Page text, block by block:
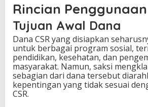
o
i
s
Rincian Penggunaan
Tujuan Awal Dana
Dana CSR yang disiapkan
untuk berbagai program sosial,
pendidikan, kesehatan, dan
masyarakat. Namun, saksi
sebagian dari dana tersebut
kepentingan yang tidak sesuai
CSR.